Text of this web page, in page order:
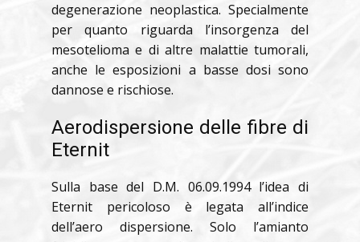
degenerazione neoplastica. Specialmente
per quanto riguarda l’insorgenza del
mesotelioma e di altre malattie tumorali,
anche le esposizioni a basse dosi sono
dannose e rischiose.
Aerodispersione delle fibre di
Eternit
Sulla base del D.M. 06.09.1994 l’idea di
Eternit pericoloso è legata all’indice
dell’aero dispersione. Solo l’amianto